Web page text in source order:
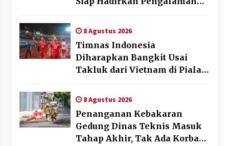
8 Agustus 2026
Timnas Indonesia
Diharapkan Bangkit Usai
Takluk dari Vietnam di Piala
8 Agustus 2026
Penanganan Kebakaran
Gedung Dinas Teknis Masuk
Tahap Akhir, Tak Ada Korban